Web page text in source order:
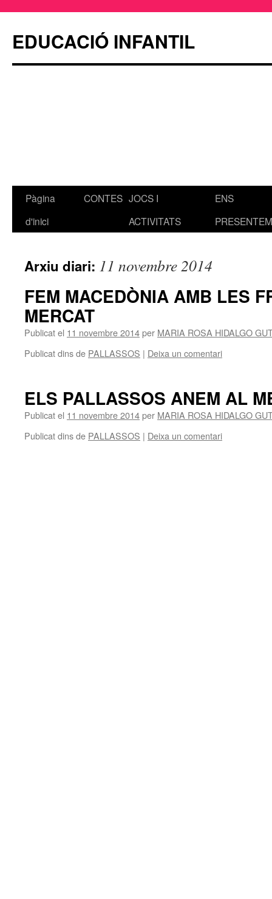
EDUCACIÓ INFANTIL
Vés
Pàgina
d'inici
CONTES JOCS I
ACTIVITATS
ENS
Arxiu diari: 11 novembre 2014
FEM MACEDÒNIA AMB LES
MERCAT
Publicat el 11 novembre 2014per MARIA ROSA HIDALGO
Publicat dins de PALLASSOS | Deixa un comentari
ELS PALLASSOS ANEM AL
Publicat el 11 novembre 2014per MARIA ROSA HIDALGO
Publicat dins de PALLASSOS | Deixa un comentari